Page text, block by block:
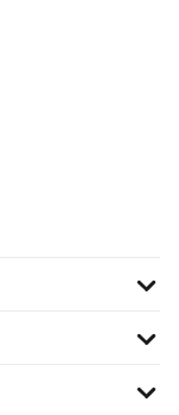
Denn nur so
gut beschrifteter